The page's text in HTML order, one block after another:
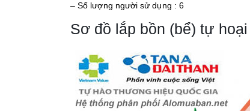
– Số lượng người sử dụng : 6
Sơ đồ lắp bồn (bể) tự